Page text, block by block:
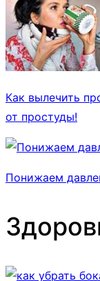
Как вылечить
от простуды!
Понижаем